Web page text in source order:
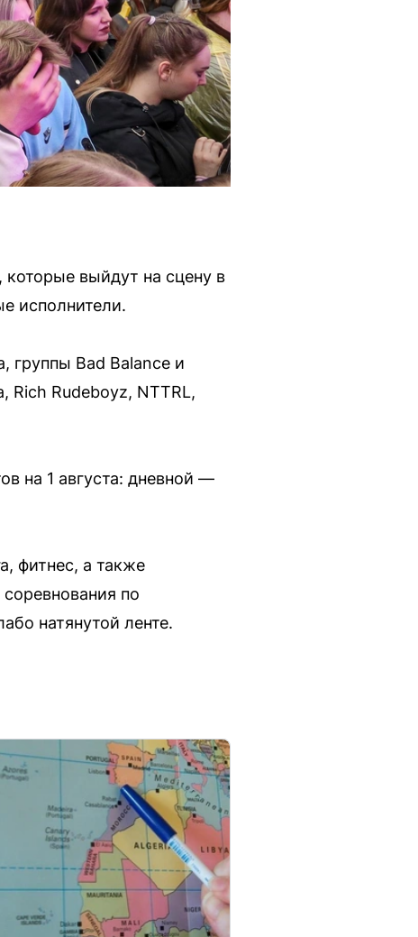
выйдут на сцену в
исполнители.
группы Bad Balance и
Rich Rudeboyz, NTTRL,
на 1 августа: дневной —
фитнес, а также
по
натянутой ленте.